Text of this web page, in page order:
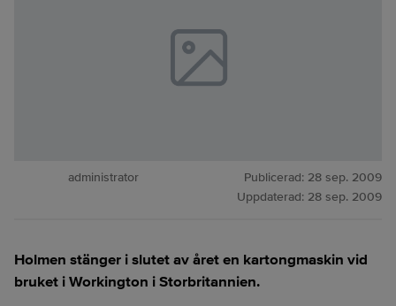
administrator Publicerad: 28 sep. 2009
Uppdaterad: 28 sep. 2009
Holmen stänger i slutet av året en kartongmaskin vid
bruket i Workington i Storbritannien.